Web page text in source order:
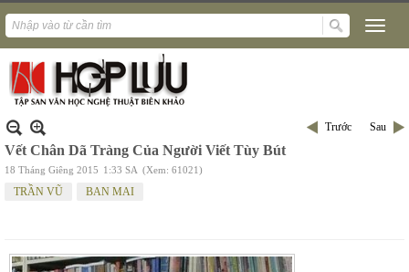
Trước Sau
Vết Chân Dã Tràng Của Người Viết Tùy Bút
18 Tháng Giêng 2015 1:33 SA (Xem: 61021)
TRẦN VŨ BAN MAI